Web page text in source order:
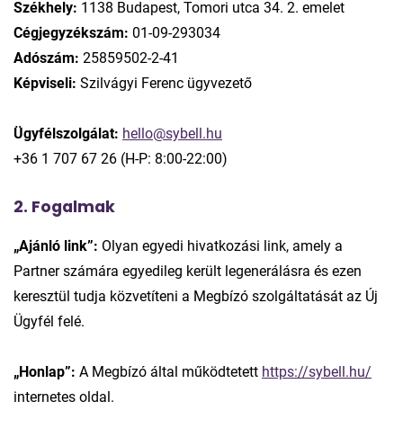
Székhely: 1138 Budapest, Tomori utca 34. 2. emelet
Cégjegyzékszám: 01-09-293034
Adószám: 25859502-2-41
Képviseli: Szilvágyi Ferenc ügyvezető
Ügyfélszolgálat: hello@sybell.hu
+36 1 707 67 26 (H-P: 8:00-22:00)
2. Fogalmak
„Ajánló link”: Olyan egyedi hivatkozási link, amely a
Partner számára egyedileg került legenerálásra és ezen
keresztül tudja közvetíteni a Megbízó szolgáltatását az Új
Ügyfél felé.
„Honlap”: A Megbízó által működtetett https://sybell.hu/
internetes oldal.